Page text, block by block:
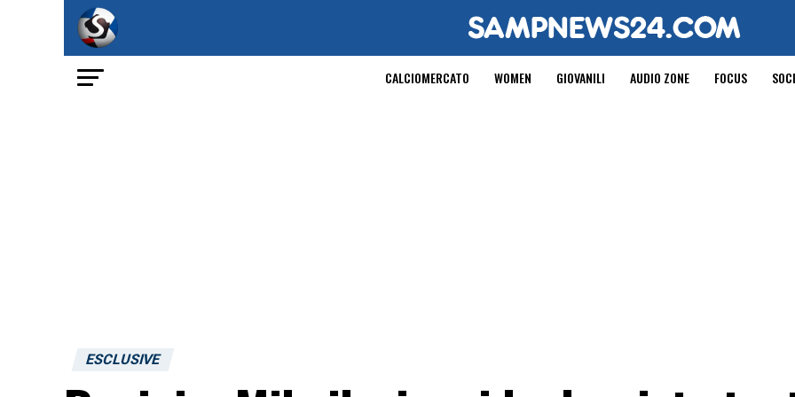
CALCIOMERCATO WOMEN GIOVANILI AUDIO ZONE FOCUS
ESCLUSIVE